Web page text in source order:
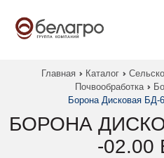
Главная Каталог
Почвообработка
Борона Дисковая БД-
БОРОНА
-02.00